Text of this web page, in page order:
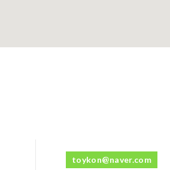
toykon@naver.com